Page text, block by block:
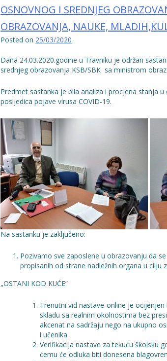
OSNOVNOG I SREDNJEG
OBRAZOVANJA, NAUKE,
Posted on 25/03/2020
Dana 24.03.2020.godine u Travniku je održan
srednjeg obrazovanja KSB/SBK sa ministrom
Predmet sastanka je bila analiza i procjena stanja
posljedica pojave virusa COVID-19.
Na sastanku je zaključeno:
Pozivamo sve zaposlene u obrazovanju da
propisanih od strane nadležnih organa u cilju
„OSTANI KOD KUĆE“
Trenutni vid nastave-online je ocijenjen
skladu sa realnim okolnostima bez
akcenat na sadržaju nego na ukupno
i učenika.
Verifikacija nastave za tekuću školsku
ćemu će odluka biti donesena